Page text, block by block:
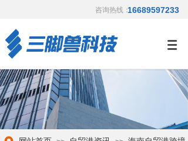
咨询热线：16689597233